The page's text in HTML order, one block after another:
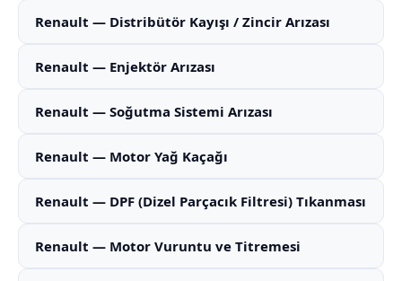
Renault — Distribütör Kayışı / Zincir Arızası
Renault — Enjektör Arızası
Renault — Soğutma Sistemi Arızası
Renault — Motor Yağ Kaçağı
Renault — DPF (Dizel Parçacık Filtresi) Tıkanması
Renault — Motor Vuruntu ve Titremesi